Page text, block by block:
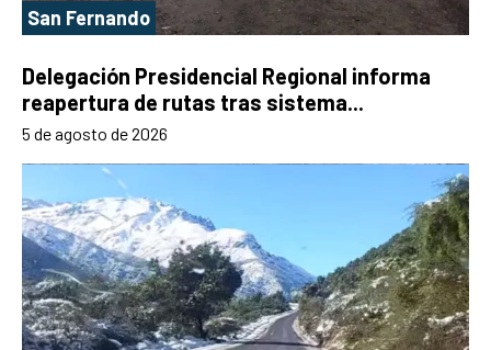
San Fernando
Delegación Presidencial Regional informa
reapertura de rutas tras sistema...
5 de agosto de 2026